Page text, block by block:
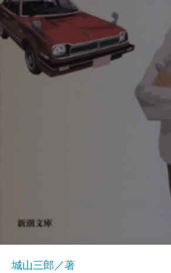
城山三郎／著